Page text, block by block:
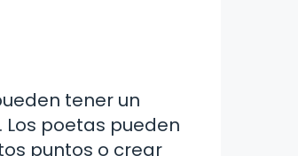
tener un
poetas pueden
puntos o crear